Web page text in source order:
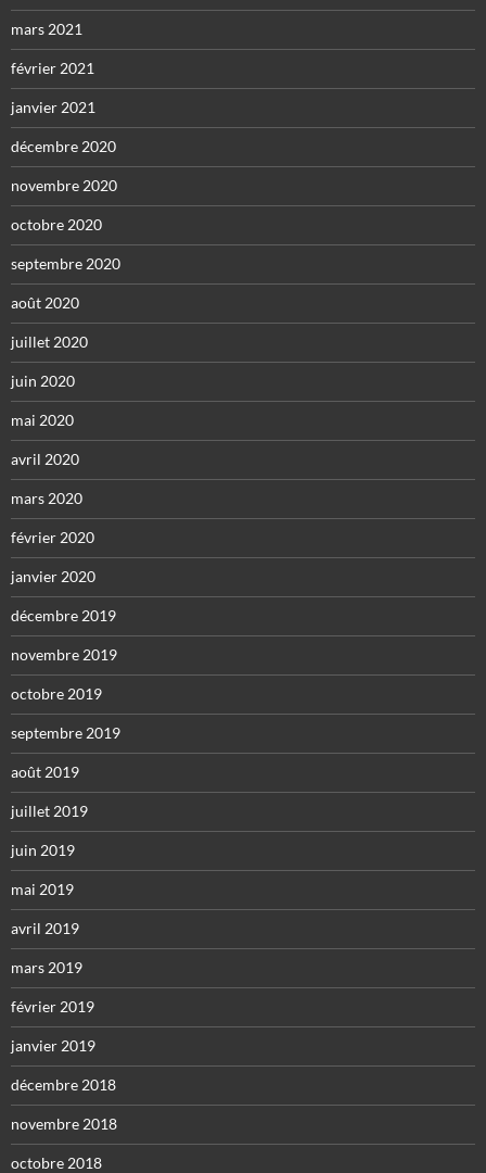
mars 2021
février 2021
janvier 2021
décembre 2020
novembre 2020
octobre 2020
septembre 2020
août 2020
juillet 2020
juin 2020
mai 2020
avril 2020
mars 2020
février 2020
janvier 2020
décembre 2019
novembre 2019
octobre 2019
septembre 2019
août 2019
juillet 2019
juin 2019
mai 2019
avril 2019
mars 2019
février 2019
janvier 2019
décembre 2018
novembre 2018
octobre 2018